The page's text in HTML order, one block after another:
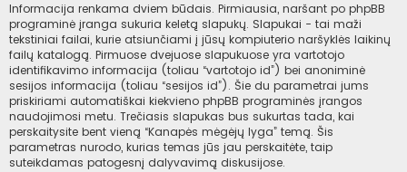
Informacija renkama dviem būdais. Pirmiausia, naršant po phpBB
programinė įranga sukuria keletą slapukų. Slapukai - tai maži
tekstiniai failai, kurie atsiunčiami į jūsų kompiuterio naršyklės laikinų
failų katalogą. Pirmuose dvejuose slapukuose yra vartotojo
identifikavimo informacija (toliau “vartotojo id”) bei anoniminė
sesijos informacija (toliau “sesijos id”). Šie du parametrai jums
priskiriami automatiškai kiekvieno phpBB programinės įrangos
naudojimosi metu. Trečiasis slapukas bus sukurtas tada, kai
perskaitysite bent vieną “Kanapės mėgėjų lyga” temą. Šis
parametras nurodo, kurias temas jūs jau perskaitėte, taip
suteikdamas patogesnį dalyvavimą diskusijose.